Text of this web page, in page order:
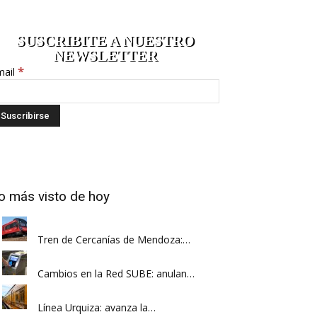
SUSCRIBITE A NUESTRO
NEWSLETTER
*
más visto de hoy
Tren de Cercanías de Mendoza:…
Cambios en la Red SUBE: anulan…
Línea Urquiza: avanza la…